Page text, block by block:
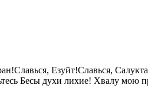
Езуйт!Славься,
Бесы духи лихие! Хвалу